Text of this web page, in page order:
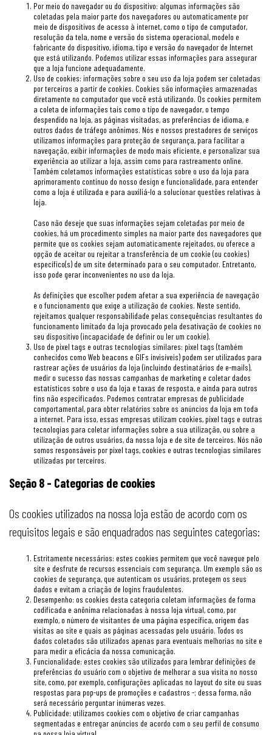
Por meio do navegador ou do dispositivo: algumas informações são
coletadas pela maior parte dos navegadores ou automaticamente por
meio de dispositivos de acesso à internet, como o tipo de computador,
resolução da tela, nome e versão do sistema operacional, modelo e
fabricante do dispositivo, idioma, tipo e versão do navegador de Internet
que está utilizando. Podemos utilizar essas informações para assegurar
que a loja funcione adequadamente.
Uso de cookies: informações sobre o seu uso da loja podem ser coletadas
por terceiros a partir de cookies. Cookies são informações armazenadas
diretamente no computador que você está utilizando. Os cookies permitem
a coleta de informações tais como o tipo de navegador, o tempo
despendido na loja, as páginas visitadas, as preferências de idioma, e
outros dados de tráfego anônimos. Nós e nossos prestadores de serviços
utilizamos informações para proteção de segurança, para facilitar a
navegação, exibir informações de modo mais eficiente, e personalizar sua
experiência ao utilizar a loja, assim como para rastreamento online.
Também coletamos informações estatísticas sobre o uso da loja para
aprimoramento contínuo do nosso design e funcionalidade, para entender
como a loja é utilizada e para auxiliá-lo a solucionar questões relativas à
loja.
Caso não deseje que suas informações sejam coletadas por meio de
cookies, há um procedimento simples na maior parte dos navegadores que
permite que os cookies sejam automaticamente rejeitados, ou oferece a
opção de aceitar ou rejeitar a transferência de um cookie (ou cookies)
específico(s) de um site determinado para o seu computador. Entretanto,
isso pode gerar inconvenientes no uso da loja.
As definições que escolher podem afetar a sua experiência de navegação
e o funcionamento que exige a utilização de cookies. Neste sentido,
rejeitamos qualquer responsabilidade pelas consequências resultantes do
funcionamento limitado da loja provocado pela desativação de cookies no
seu dispositivo (incapacidade de definir ou ler um cookie).
Uso de pixel tags e outras tecnologias similares: pixel tags (também
conhecidos como Web beacons e GIFs invisíveis) podem ser utilizados para
rastrear ações de usuários da loja (incluindo destinatários de e-mails),
medir o sucesso das nossas campanhas de marketing e coletar dados
estatísticos sobre o uso da loja e taxas de resposta, e ainda para outros
fins não especificados. Podemos contratar empresas de publicidade
comportamental, para obter relatórios sobre os anúncios da loja em toda
a internet. Para isso, essas empresas utilizam cookies, pixel tags e outras
tecnologias para coletar informações sobre a sua utilização, ou sobre a
utilização de outros usuários, da nossa loja e de site de terceiros. Nós não
somos responsáveis por pixel tags, cookies e outras tecnologias similares
utilizadas por terceiros.
Seção 8 - Categorias de cookies
Os cookies utilizados na nossa loja estão de acordo com os
requisitos legais e são enquadrados nas seguintes categorias:
Estritamente necessários: estes cookies permitem que você navegue pelo
site e desfrute de recursos essenciais com segurança. Um exemplo são os
cookies de segurança, que autenticam os usuários, protegem os seus
dados e evitam a criação de logins fraudulentos.
Desempenho: os cookies desta categoria coletam informações de forma
codificada e anônima relacionadas à nossa loja virtual, como, por
exemplo, o número de visitantes de uma página específica, origem das
visitas ao site e quais as páginas acessadas pelo usuário. Todos os
dados coletados são utilizados apenas para eventuais melhorias no site e
para medir a eficácia da nossa comunicação.
Funcionalidade: estes cookies são utilizados para lembrar definições de
preferências do usuário com o objetivo de melhorar a sua visita no nosso
site, como, por exemplo, configurações aplicadas no layout do site ou suas
respostas para pop-ups de promoções e cadastros -; dessa forma, não
será necessário perguntar inúmeras vezes.
Publicidade: utilizamos cookies com o objetivo de criar campanhas
segmentadas e entregar anúncios de acordo com o seu perfil de consumo